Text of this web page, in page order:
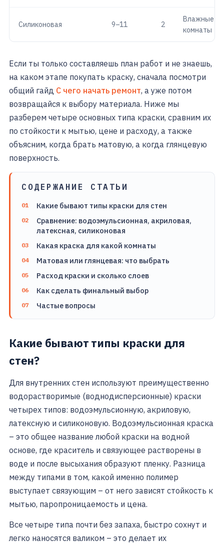
Силиконовая 9–11 2
Влажные
комнаты
Если ты только составляешь план работ и не знаешь,
на каком этапе покупать краску, сначала посмотри
общий гайд С чего начать ремонт, а уже потом
возвращайся к выбору материала. Ниже мы
разберем четыре основных типа краски, сравним их
по стойкости к мытью, цене и расходу, а также
объясним, когда брать матовую, а когда глянцевую
поверхность.
СОДЕРЖАНИЕ СТАТЬИ
Какие бывают типы краски для стен
Сравнение: водоэмульсионная, акриловая,
латексная, силиконовая
Какая краска для какой комнаты
Матовая или глянцевая: что выбрать
Расход краски и сколько слоев
Как сделать финальный выбор
Частые вопросы
Какие бывают типы краски для
стен?
Для внутренних стен используют преимущественно
водорастворимые (воднодисперсионные) краски
четырех типов: водоэмульсионную, акриловую,
латексную и силиконовую. Водоэмульсионная краска
– это общее название любой краски на водной
основе, где краситель и связующее растворены в
воде и после высыхания образуют пленку. Разница
между типами в том, какой именно полимер
выступает связующим – от него зависят стойкость к
мытью, паропроницаемость и цена.
Все четыре типа почти без запаха, быстро сохнут и
легко наносятся валиком – это делает их